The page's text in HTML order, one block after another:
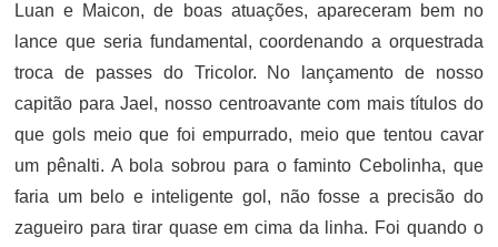
Luan e Maicon, de boas atuações, apareceram bem no
lance que seria fundamental, coordenando a orquestrada
troca de passes do Tricolor. No lançamento de nosso
capitão para Jael, nosso centroavante com mais títulos do
que gols meio que foi empurrado, meio que tentou cavar
um pênalti. A bola sobrou para o faminto Cebolinha, que
faria um belo e inteligente gol, não fosse a precisão do
zagueiro para tirar quase em cima da linha. Foi quando o